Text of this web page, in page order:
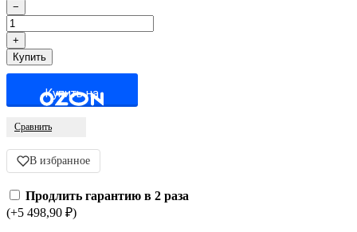
Купить на
Сравнить
В избранное
Продлить гарантию в 2 раза
(+5 498,90 ₽)